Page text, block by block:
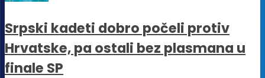
Srpski kadeti dobro počeli protiv
Hrvatske, pa ostali bez plasmana u
finale SP